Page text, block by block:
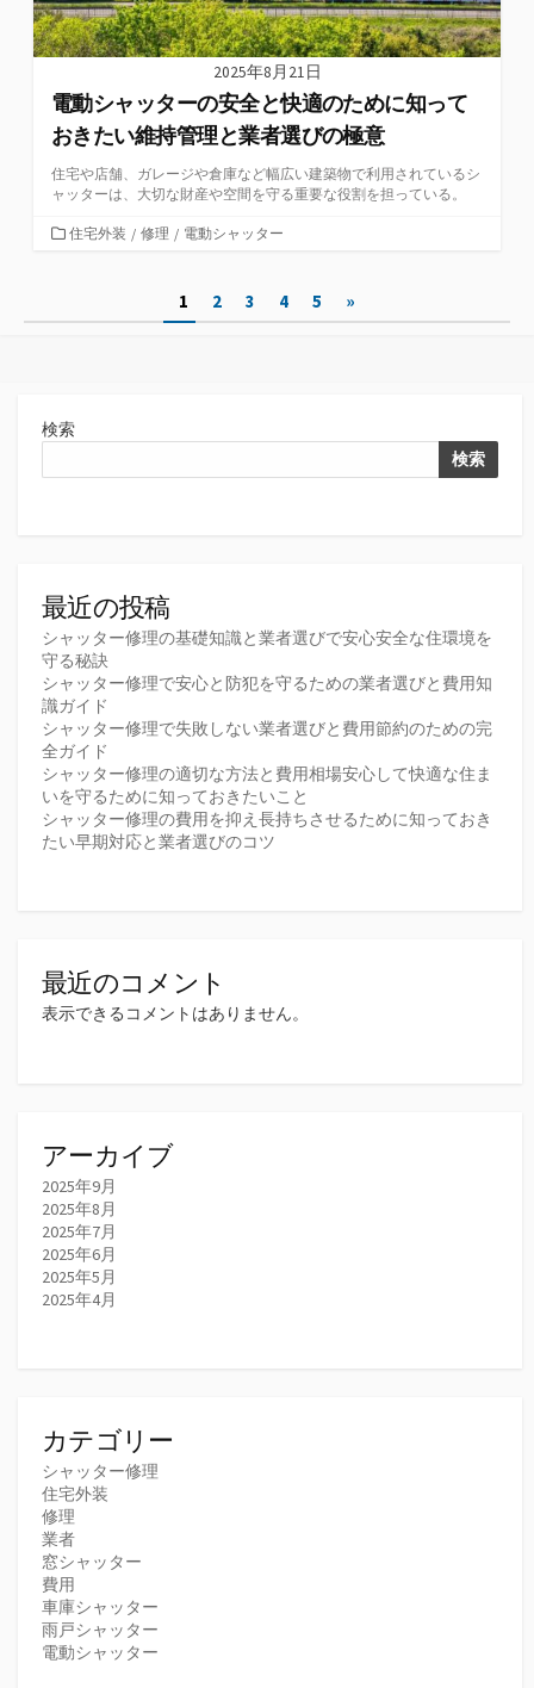
2025年8月21日
電動シャッターの安全と快適のために知って
おきたい維持管理と業者選びの極意
住宅や店舗、ガレージや倉庫など幅広い建築物で利用されているシ
ャッターは、大切な財産や空間を守る重要な役割を担っている。
カ
ー
住宅外装 / 修理 / 電動シャッター
ペ
り
1 2 3 4 5 »
検索
検索
最近の投稿
シャッター修理の基礎知識と業者選びで安心安全な住環境を
守る秘訣
シャッター修理で安心と防犯を守るための業者選びと費用知
識ガイド
シャッター修理で失敗しない業者選びと費用節約のための完
全ガイド
シャッター修理の適切な方法と費用相場安心して快適な住ま
いを守るために知っておきたいこと
シャッター修理の費用を抑え長持ちさせるために知っておき
たい早期対応と業者選びのコツ
最近のコメント
表示できるコメントはありません。
アーカイブ
2025年9月
2025年8月
2025年7月
2025年6月
2025年5月
2025年4月
カテゴリー
シャッター修理
住宅外装
修理
業者
窓シャッター
費用
車庫シャッター
雨戸シャッター
電動シャッター